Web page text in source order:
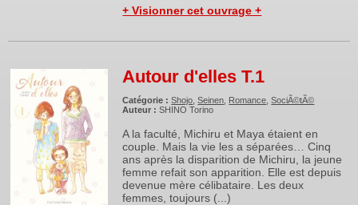
+ Visionner cet ouvrage +
Autour d'elles T.1
Catégorie : Shojo ,Seinen Romance ,SociÃ©tÃ©
Auteur :SHINO Torino
A la faculté, Michiru et Maya étaient en
couple. Mais la vie les a séparées… Cinq
ans après la disparition de Michiru, la jeune
femme refait son apparition. Elle est depuis
devenue mère célibataire. Les deux
femmes, toujours (...)